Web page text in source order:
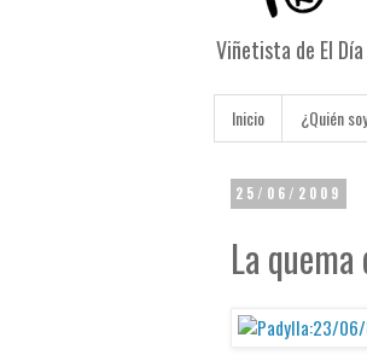
Viñetista de El
Inicio ¿Quién
25/06/2009
La quema